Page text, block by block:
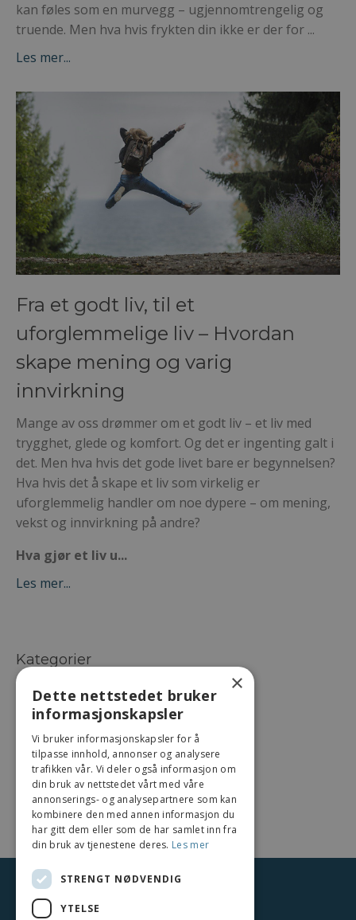
kan føles som en murvegg – ugjennomtrengelig og
truende. Men hva hvis frykten din ikke er der for ...
Les mer...
Fra et godt liv, til et
uforglemmelige liv – Hvordan
skape mening og varig
innvirkning
Mange av oss drømmer om et godt liv – et liv med
trygghet, glede og komfort. Og det er ingenting galt i
det. Men hva hvis det gode livet bare er begynnelsen?
Hva hvis det å skape et liv som virkelig er
uforglemmelig handler om noe dypere – om mening,
vekst og innvirkning på andre?
Hva gjør et liv u...
Les mer...
Kategorier
Alle kategorier
Autentisk & Meningsfullt Liv
Handling & Målsetting
Inspirasjon & Refleksjon
Personlig Styrke & Selvtillit
Tankesett & Perspektiv
Vekst & Utfoldelse
×
Dette nettstedet bruker
informasjonskapsler
Vi bruker informasjonskapsler for å
tilpasse innhold, annonser og analysere
trafikken vår. Vi deler også informasjon om
din bruk av nettstedet vårt med våre
annonserings- og analysepartnere som kan
kombinere den med annen informasjon du
har gitt dem eller som de har samlet inn fra
din bruk av tjenestene deres. Les mer
STRENGT NØDVENDIG
YTELSE